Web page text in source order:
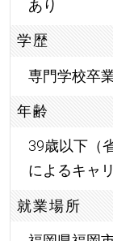
あり
学歴
専門学校卒
年齢
39歳以下（
によるキャ
就業場所